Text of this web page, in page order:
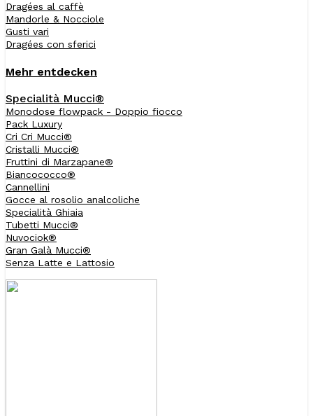
Dragées al caffè
Mandorle & Nocciole
Gusti vari
Dragées con sferici
Mehr entdecken
Specialità Mucci®
Monodose flowpack - Doppio fiocco
Pack Luxury
Cri Cri Mucci®
Cristalli Mucci®
Fruttini di Marzapane®
Biancococco®
Cannellini
Gocce al rosolio analcoliche
Specialità Ghiaia
Tubetti Mucci®
Nuvociok®
Gran Galà Mucci®
Senza Latte e Lattosio